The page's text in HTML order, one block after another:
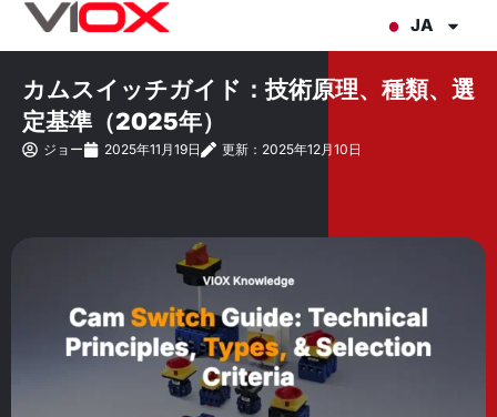
JA
カムスイッチガイド：技術原理、種類、選
定基準（2025年）
ジョー 2025年11月19日 更新：2025年12月10日